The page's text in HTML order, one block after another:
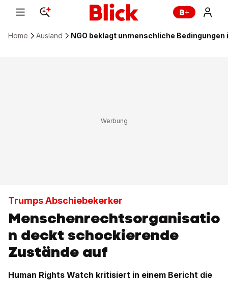
Home Ausland NGO beklagt unmenschliche
Trumps Abschiebekerker
Menschenrechtsorganisatio
n deckt schockierende
Zustände auf
Human Rights Watch kritisiert in einem Bericht die